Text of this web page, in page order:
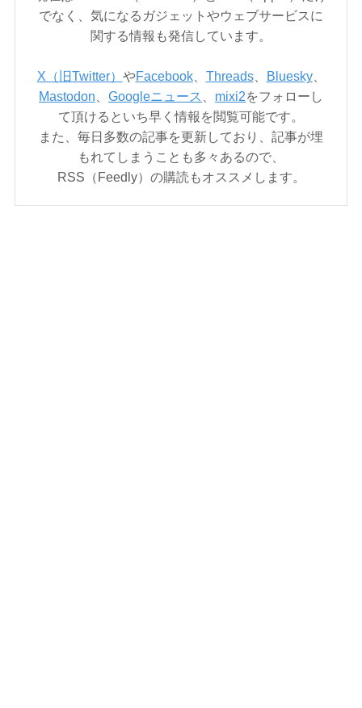
でなく、気になるガジェットやウェブサービスに
関する情報も発信しています。
X（旧Twitter） やFacebook、 Threads、 Bluesky、
Mastodon
Googleニュース mixi2をフォローし
て頂けるといち早く情報を閲覧可能です。
また、毎日多数の記事を更新しており、記事が埋
もれてしまうことも多々あるので、
RSS（Feedly）の購読もオススメします。